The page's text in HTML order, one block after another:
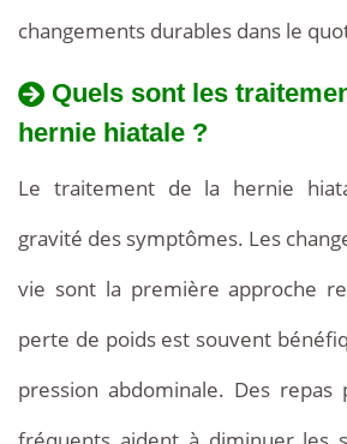
changements durables dans le
Quels sont les
hernie hiatale ?
Le traitement de la hernie
gravité des symptômes. Les
vie sont la première approche
perte de poids est souvent
pression abdominale. Des